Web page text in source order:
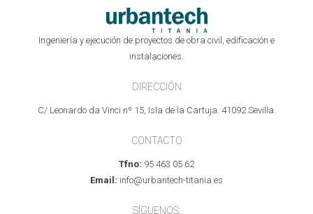
Ingeniería y ejecución de proyectos de obra civil, edificación e
instalaciones.
DIRECCIÓN
C/ Leonardo da Vinci nº 15, Isla de la Cartuja. 41092 Sevilla.
CONTACTO
Tfno: 95 463 05 62
Email: info@urbantech-titania.es
SÍGUENOS: